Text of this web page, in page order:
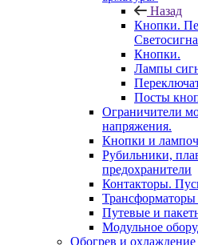
Назад
Кнопки.
Кнопки.
Лампы
Посты
Ограничители
напряжения.
Кнопки и
Рубильники,
предохранители
Контакторы.
Трансформаторы
Путевые и
Модульное
Обогрев и охлаждение